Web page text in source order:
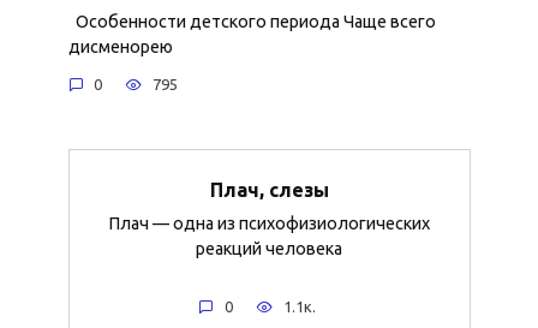
Особенности детского периода Чаще всего
дисменорею
0 795
Плач, слезы
Плач — одна из психофизиологических
реакций человека
0 1.1к.